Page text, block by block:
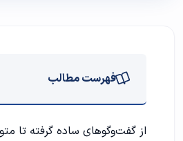
فهرست مطالب
آموزش اعضای بدن به عربی
از گفت‌وگوهای ساده گرفته تا